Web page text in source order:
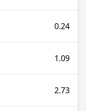
0.24
1.09
2.73